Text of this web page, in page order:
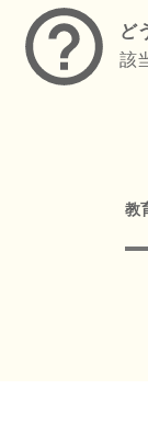
ど
該
教